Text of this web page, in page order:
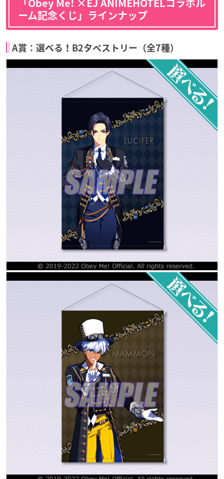
「Obey Me! ×EJ ANIMEHOTELコラボル
ーム記念くじ」ラインナップ
A賞：選べる！B2タペストリー（全7種）